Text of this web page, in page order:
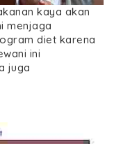
kaya akan
menjaga
diet karena
ini
juga